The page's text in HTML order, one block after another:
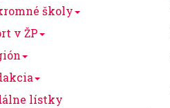
školy
v ŽP
lístky